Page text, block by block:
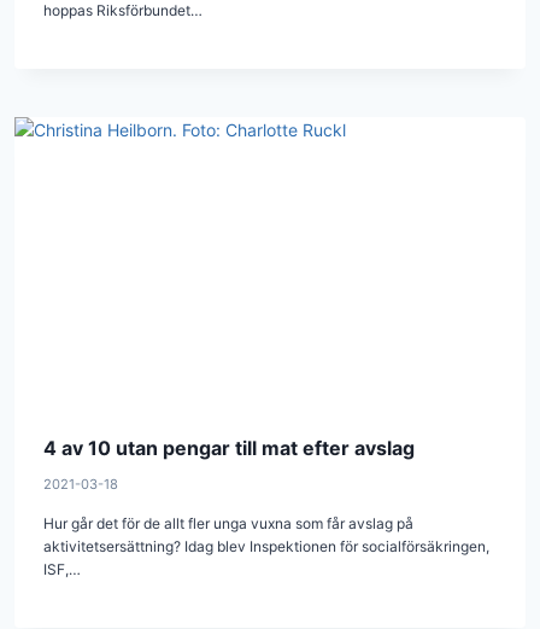
hoppas Riksförbundet…
4 av 10 utan pengar till mat efter avslag
2021-03-18
Hur går det för de allt fler unga vuxna som får avslag på
aktivitetsersättning? Idag blev Inspektionen för socialförsäkringen,
ISF,…